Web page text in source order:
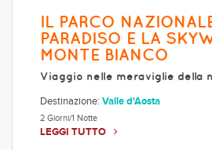
IL PARCO
PARADISO E LA
MONTE BIANCO
Viaggio nelle meraviglie della
Destinazione: Valle d'Aosta
2 Giorni/1 Notte
LEGGI TUTTO